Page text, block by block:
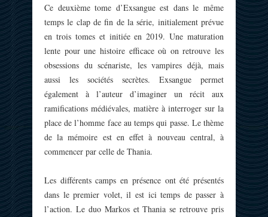
Ce deuxième tome d’Exsangue est dans le même
temps le clap de fin de la série, initialement prévue
en trois tomes et initiée en 2019. Une maturation
lente pour une histoire efficace où on retrouve les
obsessions du scénariste, les vampires déjà, mais
aussi les sociétés secrètes. Exsangue permet
également à l’auteur d’imaginer un récit aux
ramifications médiévales, matière à interroger sur la
place de l’homme face au temps qui passe. Le thème
de la mémoire est en effet à nouveau central, à
commencer par celle de Thania.
Les différents camps en présence ont été présentés
dans le premier volet, il est ici temps de passer à
l’action. Le duo Markos et Thania se retrouve pris